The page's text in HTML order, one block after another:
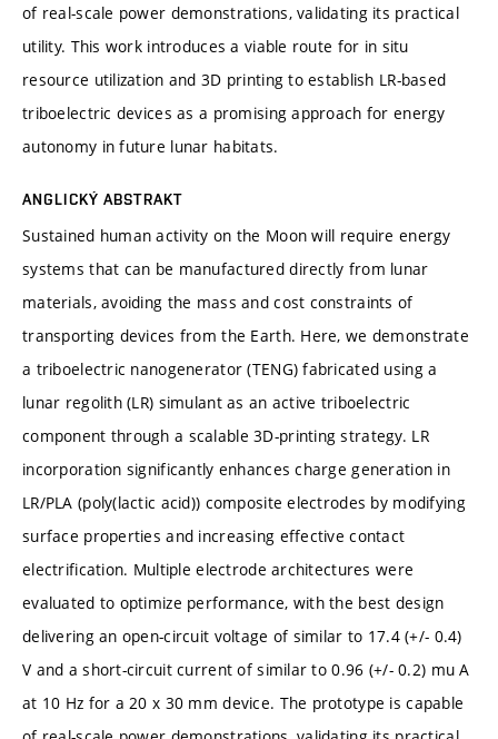
of real-scale power demonstrations, validating its practical
utility. This work introduces a viable route for in situ
resource utilization and 3D printing to establish LR-based
triboelectric devices as a promising approach for energy
autonomy in future lunar habitats.
ANGLICKÝ ABSTRAKT
Sustained human activity on the Moon will require energy
systems that can be manufactured directly from lunar
materials, avoiding the mass and cost constraints of
transporting devices from the Earth. Here, we demonstrate
a triboelectric nanogenerator (TENG) fabricated using a
lunar regolith (LR) simulant as an active triboelectric
component through a scalable 3D-printing strategy. LR
incorporation significantly enhances charge generation in
LR/PLA (poly(lactic acid)) composite electrodes by modifying
surface properties and increasing effective contact
electrification. Multiple electrode architectures were
evaluated to optimize performance, with the best design
delivering an open-circuit voltage of similar to 17.4 (+/- 0.4)
V and a short-circuit current of similar to 0.96 (+/- 0.2) mu A
at 10 Hz for a 20 x 30 mm device. The prototype is capable